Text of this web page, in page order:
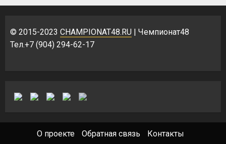
© 2015-2023 CHAMPIONAT48.RU | Чемпионат48
Тел.+7 (904) 294-62-17
О проекте Обратная связь Контакты